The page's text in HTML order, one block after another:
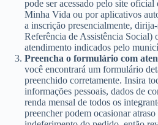
pode ser acessado pelo site
Minha Vida ou por aplicativos
a inscrição presencialmente,
Referência de Assistência Social)
atendimento indicados pelo
Preencha o formulário com
você encontrará um formulário
preenchido corretamente. Insira
informações pessoais, dados de
renda mensal de todos os
preencher podem ocasionar